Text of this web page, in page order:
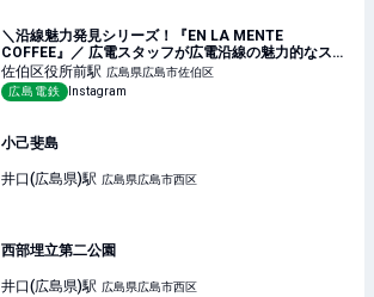
＼沿線魅力発見シリーズ！『EN LA MENTE
COFFEE』／ 広電スタッフが広電沿線の魅力的なスポ
ットの情報を発見する「沿線魅
佐伯区役所前駅 広島県広島市佐伯区
広島電鉄
Instagram
小己斐島
井口(広島県)駅 広島県広島市西区
西部埋立第二公園
井口(広島県)駅 広島県広島市西区